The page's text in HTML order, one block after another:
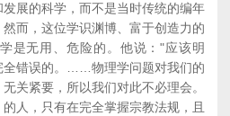
展的科学，而不是当时传统的编年
而，这位学识渊博、富于创造力的
是无用、危险的。他说："应该明
全错误的。……物理学问题对我们的
关紧要，所以我们对此不必理会。
人，只有在完全掌握宗教法规，且